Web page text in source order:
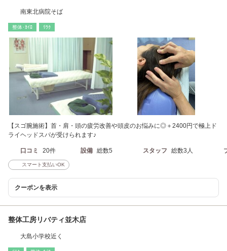
南東北病院そば
整体･ｶｲﾛ ﾘﾗｸ
【スゴ腕施術】首・肩・頭の疲労改善や頭皮のお悩みに◎＋2400円で極上ド
ライヘッドスパが受けられます♪
口コミ 20件 設備 総数5 スタッフ 総数3人
スマート支払いOK
クーポンを表示
整体工房リバティ並木店
大島小学校近く